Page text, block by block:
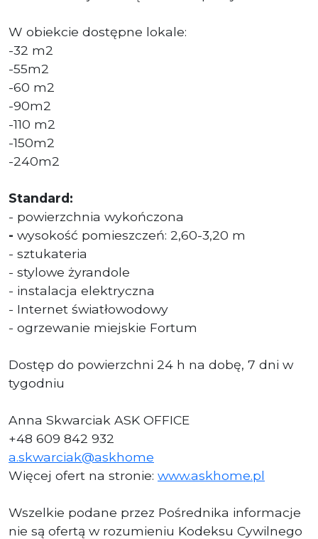
W obiekcie dostępne lokale:
-32 m2
-55m2
-60 m2
-90m2
-110 m2
-150m2
-240m2
Standard:
- powierzchnia wykończona
- wysokość pomieszczeń: 2,60-3,20 m
- sztukateria
- stylowe żyrandole
- instalacja elektryczna
- Internet światłowodowy
- ogrzewanie miejskie Fortum
Dostęp do powierzchni 24 h na dobę, 7 dni w
tygodniu
Anna Skwarciak ASK OFFICE
+48 609 842 932
a.skwarciak@askhome
Więcej ofert na stronie: www.askhome.pl
Wszelkie podane przez Pośrednika informacje
nie są ofertą w rozumieniu Kodeksu Cywilnego